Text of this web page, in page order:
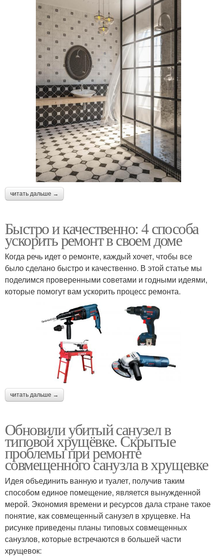
читать дальше →
Быстро и качественно: 4 способа
ускорить ремонт в своем доме
Когда речь идет о ремонте, каждый хочет, чтобы все
было сделано быстро и качественно. В этой статье мы
поделимся проверенными советами и годными идеями,
которые помогут вам ускорить процесс ремонта.
читать дальше →
Обновили убитый санузел в
типовой хрущёвке. Скрытые
проблемы при ремонте
совмещенного санузла в хрущевке
Идея объединить ванную и туалет, получив таким
способом единое помещение, является вынужденной
мерой. Экономия времени и ресурсов дала стране такое
понятие, как совмещенный санузел в хрущевке. На
рисунке приведены планы типовых совмещенных
санузлов, которые встречаются в большей части
хрущевок: